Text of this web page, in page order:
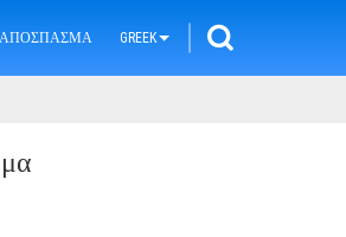
ΑΠΌΣΠΑΣΜΑ GREEK